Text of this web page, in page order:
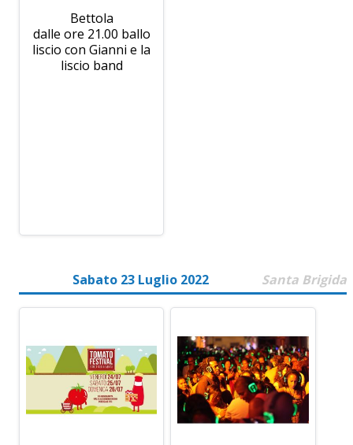
Bettola
dalle ore 21.00 ballo
liscio con Gianni e la
liscio band
Sabato 23 Luglio 2022 Santa Brigida